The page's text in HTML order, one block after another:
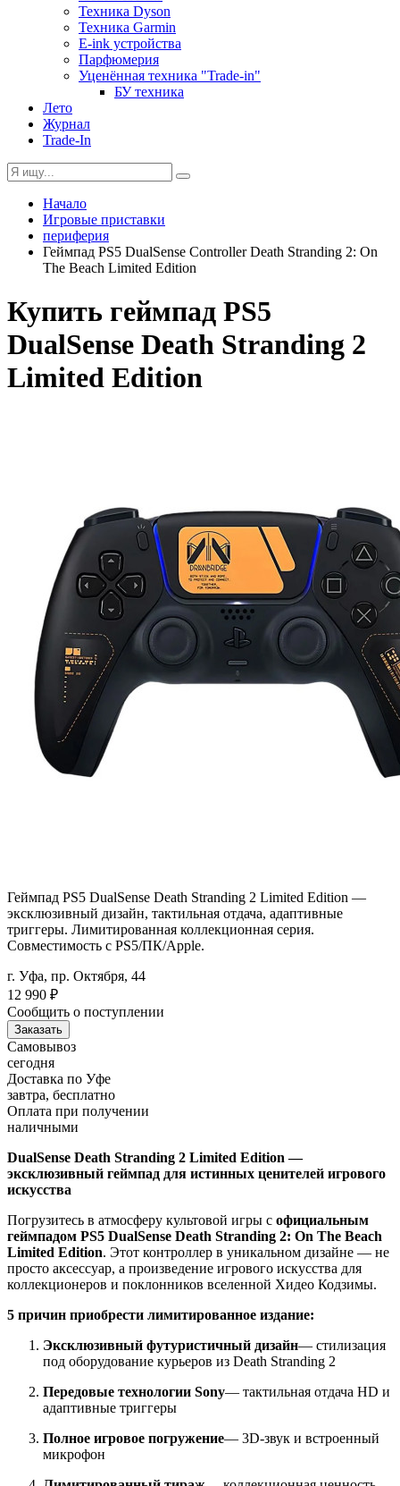
Техника Dyson
Техника Garmin
E-ink устройства
Парфюмерия
Уценённая техника "Trade-in"
БУ техника
Лето
Журнал
Trade-In
Начало
Игровые приставки
периферия
Геймпад PS5 DualSense Controller Death Stranding 2: On
The Beach Limited Edition
Купить геймпад PS5
DualSense Death Stranding 2
Limited Edition
Геймпад PS5 DualSense Death Stranding 2 Limited Edition —
эксклюзивный дизайн, тактильная отдача, адаптивные
триггеры. Лимитированная коллекционная серия.
Совместимость с PS5/ПК/Apple.
г. Уфа, пр. Октября, 44
12 990 ₽
Сообщить о поступлении
Заказать
Самовывоз
сегодня
Доставка по Уфе
завтра, бесплатно
Оплата при получении
наличными
DualSense Death Stranding 2 Limited Edition —
эксклюзивный геймпад для истинных ценителей игрового
искусства
Погрузитесь в атмосферу культовой игры с официальным
геймпадом PS5 DualSense Death Stranding 2: On The Beach
Limited Edition. Этот контроллер в уникальном дизайне — не
просто аксессуар, а произведение игрового искусства для
коллекционеров и поклонников вселенной Хидео Кодзимы.
5 причин приобрести лимитированное издание:
Эксклюзивный футуристичный дизайн— стилизация
под оборудование курьеров из Death Stranding 2
Передовые технологии Sony— тактильная отдача HD и
адаптивные триггеры
Полное игровое погружение— 3D-звук и встроенный
микрофон